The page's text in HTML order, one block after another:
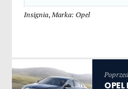
Insignia, Marka: Opel